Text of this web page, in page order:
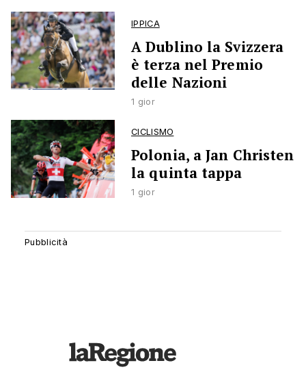
IPPICA
A Dublino la Svizzera
è terza nel Premio
delle Nazioni
1 gior
CICLISMO
Polonia, a Jan Christen
la quinta tappa
1 gior